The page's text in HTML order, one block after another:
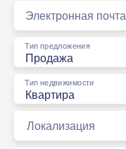
Электронная почта
Продажа
Тип предложения
Квартира
Тип недвижимости
Локализация